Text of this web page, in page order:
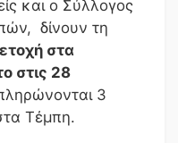
και ο Σύλλογος
δίνουν τη
στα
στις 28
3
Τέμπη.